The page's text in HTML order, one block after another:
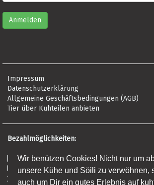
Wir benützen Cookies! Nicht nur um
unsere Kühe und Söili zu verwöhnen,
auch um Dir ein gutes Erlebnis auf
Impressum
Datenschutzerklärung
Allgemeine Geschäftsbedingungen (AGB)
Tier über Kuhteilen anbieten
Bezahlmöglichkeiten:
Risikofrei per Rechnung
Kreditkarte (Visa, Mastercard, Amex)
Banküberweisung (Frist: 5 Tage)